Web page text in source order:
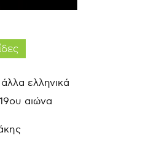
άλλα ελληνικά
αιώνα